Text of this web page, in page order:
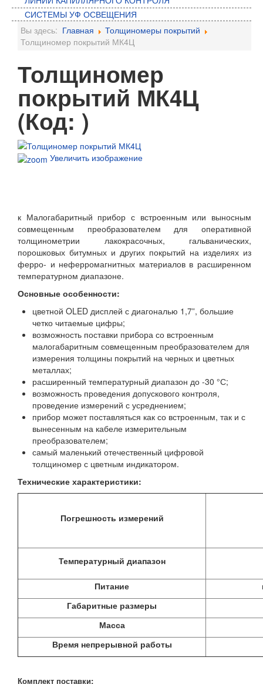
СИСТЕМЫ УФ ОСВЕЩЕНИЯ
Вы здесь: Главная
Толщиномеры покрытий
Толщиномер покрытий МК4Ц
Толщиномер
покрытий МК4Ц
(Код: )
Увеличить изображение
к Малогабаритный прибор с встроенным или выносным
совмещенным преобразователем для оперативной
толщинометрии лакокрасочных, гальванических,
порошковых битумных и других покрытий на изделиях из
ферро- и неферромагнитных материалов в расширенном
температурном диапазоне.
Основные особенности:
цветной OLED дисплей с диагональю 1,7”, большие
четко читаемые цифры;
возможность поставки прибора со встроенным
малогабаритным совмещенным преобразователем для
измерения толщины покрытий на черных и цветных
металлах;
расширенный температурный диапазон до -30 °С;
возможность проведения допускового контроля,
проведение измерений с усреднением;
прибор может поставляться как со встроенным, так и с
вынесенным на кабеле измерительным
преобразователем;
самый маленький отечественный цифровой
толщиномер с цветным индикатором.
Технические характеристики:
Погрешность измерений
Температурный диапазон
Питание
Габаритные размеры
Масса
Время непрерывной работы
Комплект поставки: